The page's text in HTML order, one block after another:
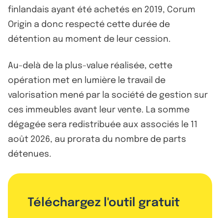
finlandais ayant été achetés en 2019, Corum
Origin a donc respecté cette durée de
détention au moment de leur cession.
Au-delà de la plus-value réalisée, cette
opération met en lumière le travail de
valorisation mené par la société de gestion sur
ces immeubles avant leur vente. La somme
dégagée sera redistribuée aux associés le 11
août 2026, au prorata du nombre de parts
détenues.
Téléchargez l'outil gratuit